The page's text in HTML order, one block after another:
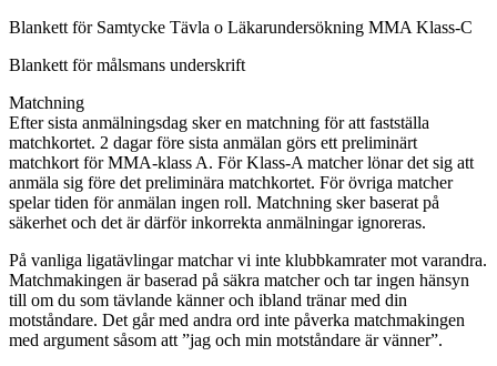
Blankett för Samtycke Tävla o Läkarundersökning MMA Klass-C
Blankett för målsmans underskrift
Matchning
Efter sista anmälningsdag sker en matchning för att fastställa
matchkortet. 2 dagar före sista anmälan görs ett preliminärt
matchkort för MMA-klass A. För Klass-A matcher lönar det sig att
anmäla sig före det preliminära matchkortet. För övriga matcher
spelar tiden för anmälan ingen roll. Matchning sker baserat på
säkerhet och det är därför inkorrekta anmälningar ignoreras.
På vanliga ligatävlingar matchar vi inte klubbkamrater mot varandra.
Matchmakingen är baserad på säkra matcher och tar ingen hänsyn
till om du som tävlande känner och ibland tränar med din
motståndare. Det går med andra ord inte påverka matchmakingen
med argument såsom att ”jag och min motståndare är vänner”.